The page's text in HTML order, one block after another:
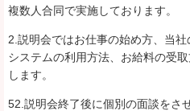
複数人合同で実施しております。
2.説明会ではお仕事の始め方、当
システムの利用方法、お給料の受
します。
52.説明会終了後に個別の面談をさ